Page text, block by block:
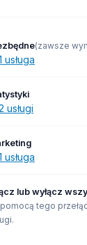
Wypełnienie
wg roku
hurtowa
PKD
(zawsze
usługa
usługi
usługa
lub wyłącz
tego